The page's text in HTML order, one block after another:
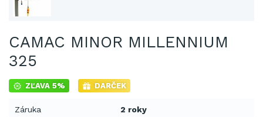
CAMAC MINOR MILLENNIUM
325
ZĽAVA 5% DARČEK
Záruka 2 roky